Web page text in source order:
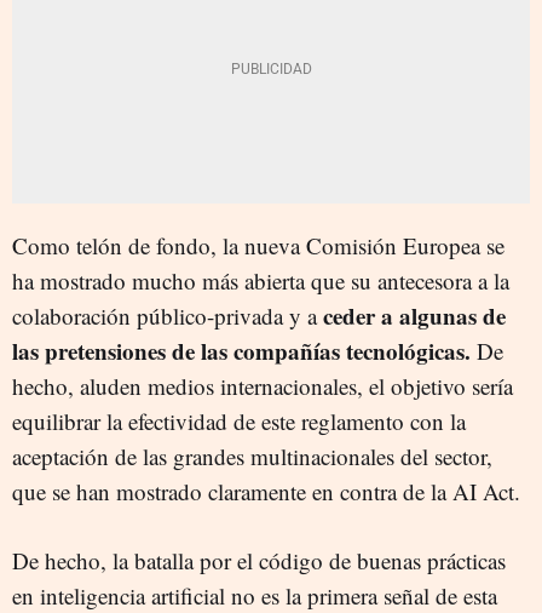
Como telón de fondo, la nueva Comisión Europea se
ha mostrado mucho más abierta que su antecesora a la
colaboración público-privada y aceder a algunas de
las pretensiones de las compañías tecnológicas. De
hecho, aluden medios internacionales, el objetivo sería
equilibrar la efectividad de este reglamento con la
aceptación de las grandes multinacionales del sector,
que se han mostrado claramente en contra de la AI Act.
De hecho, la batalla por el código de buenas prácticas
en inteligencia artificial no es la primera señal de esta